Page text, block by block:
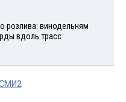
розлива: винодельням
вдоль трасс